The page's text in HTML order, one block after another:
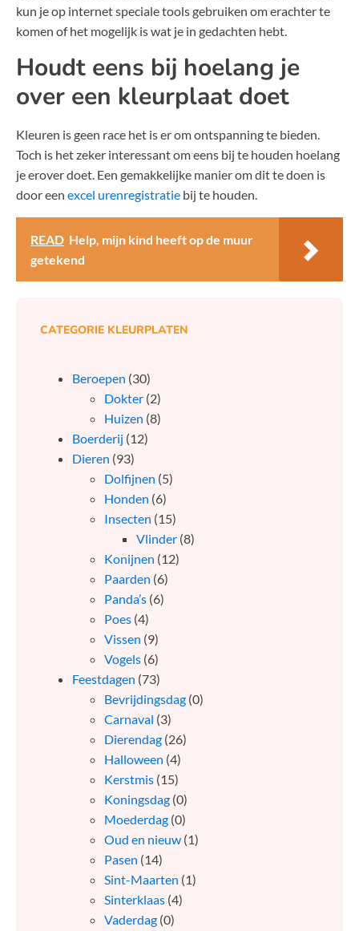
kun je op internet speciale tools gebruiken om erachter te
komen of het mogelijk is wat je in gedachten hebt.
Houdt eens bij hoelang je
over een kleurplaat doet
Kleuren is geen race het is er om ontspanning te bieden.
Toch is het zeker interessant om eens bij te houden hoelang
je erover doet. Een gemakkelijke manier om dit te doen is
door een excel urenregistratie bij te houden.
READ Help, mijn kind heeft op de muur
getekend
CATEGORIE KLEURPLATEN
Beroepen (30)
Dokter (2)
Huizen (8)
Boerderij (12)
Dieren (93)
Dolfijnen (5)
Honden (6)
Insecten (15)
Vlinder (8)
Konijnen (12)
Paarden (6)
Panda’s (6)
Poes (4)
Vissen (9)
Vogels (6)
Feestdagen (73)
Bevrijdingsdag (0)
Carnaval (3)
Dierendag (26)
Halloween (4)
Kerstmis (15)
Koningsdag (0)
Moederdag (0)
Oud en nieuw (1)
Pasen (14)
Sint-Maarten (1)
Sinterklaas (4)
Vaderdag (0)